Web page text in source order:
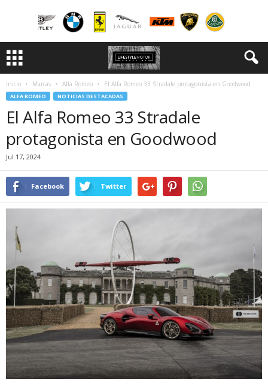
Inicio Marcas Alfa Romeo El Alfa Romeo 33 Stradale protagonista en Goodwood
ALFA ROMEO NOTICIAS DESTACADAS
El Alfa Romeo 33 Stradale
protagonista en Goodwood
Jul 17, 2024
Facebook Twitter